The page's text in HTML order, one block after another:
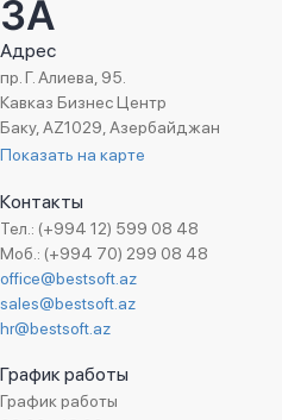
3A
Адрес
пр. Г. Алиева, 95.
Кавказ Бизнес Центр
Баку, AZ1029, Азербайджан
Показать на карте
Контакты
Тел.: (+994 12) 599 08 48
Моб.: (+994 70) 299 08 48
office@bestsoft.az
sales@bestsoft.az
hr@bestsoft.az
График работы
График работы